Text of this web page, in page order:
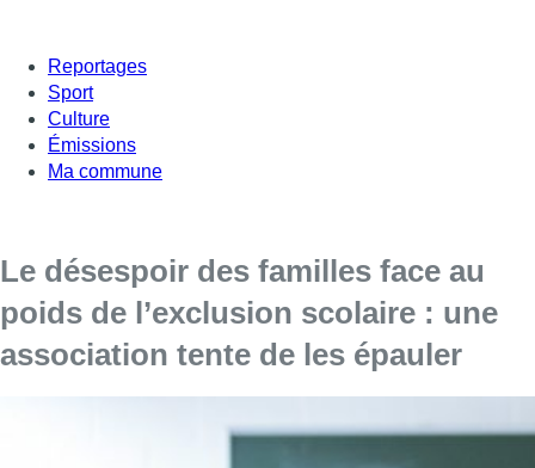
Reportages
Sport
Culture
Émissions
Ma commune
Le désespoir des familles face au
poids de l’exclusion scolaire : une
association tente de les épauler